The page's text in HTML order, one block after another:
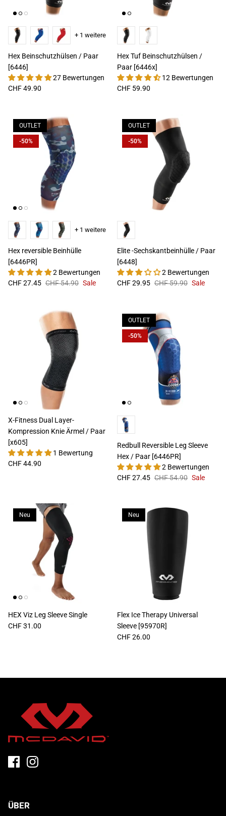
FLEX ICE
HEX VIZ
Hex Beinschutzhülsen / Paar
[6446]
27 Bewertungen
CHF 49.90
+ 1 weitere
Hex Tuf Beinschutzhülsen /
Paar [6446x]
12 Bewertungen
CHF 59.90
OUTLET
-50%
Hex reversible Beinhülle
[6446PR]
2 Bewertungen
CHF 27.45 CHF 54.90 Sale
+ 1 weitere
OUTLET
-50%
Elite -Sechskantbeinhülle / Paar
[6448]
2 Bewertungen
CHF 29.95 CHF 59.90 Sale
X-Fitness Dual Layer-
Kompression Knie Ärmel / Paar
[x605]
1 Bewertung
CHF 44.90
OUTLET
-50%
Redbull Reversible Leg Sleeve
Hex / Paar [6446PR]
2 Bewertungen
CHF 27.45 CHF 54.90 Sale
Neu
HEX Viz Leg Sleeve Single
CHF 31.00
Neu
Flex Ice Therapy Universal
Sleeve [95970R]
CHF 26.00
ÜBER